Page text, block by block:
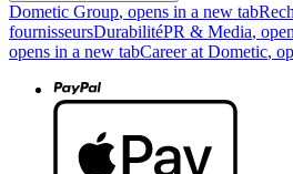
Dometic Group, opens in a new tab
fournisseursDurabilitéPR & Media,
opens in a new tabCareer at Dometic,